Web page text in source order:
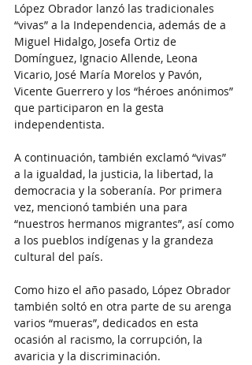
López Obrador lanzó las tradicionales
“vivas” a la Independencia, además de a
Miguel Hidalgo, Josefa Ortiz de
Domínguez, Ignacio Allende, Leona
Vicario, José María Morelos y Pavón,
Vicente Guerrero y los “héroes anónimos”
que participaron en la gesta
independentista.
A continuación, también exclamó “vivas”
a la igualdad, la justicia, la libertad, la
democracia y la soberanía. Por primera
vez, mencionó también una para
“nuestros hermanos migrantes”, así como
a los pueblos indígenas y la grandeza
cultural del país.
Como hizo el año pasado, López Obrador
también soltó en otra parte de su arenga
varios “mueras”, dedicados en esta
ocasión al racismo, la corrupción, la
avaricia y la discriminación.